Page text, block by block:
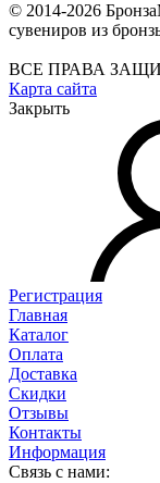
© 2014-2026
сувениров из
ВСЕ ПРАВА
Карта сайта
Закрыть
Регистрация
Главная
Каталог
Оплата
Доставка
Скидки
Отзывы
Контакты
Информация
Связь с нами: